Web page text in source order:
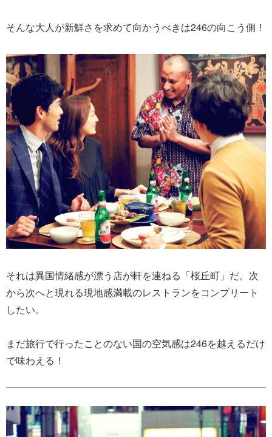
そんな大人が新鮮さを求めて向かうべきは246の向こう側！
それは異国情緒感が漂う店が軒を連ねる「桜丘町」だ。次
から次へと現れる現地感満載のレストランをコンプリート
したい。
まだ旅行で行ったことのない国の空気感は246を越えるだけ
で味わえる！